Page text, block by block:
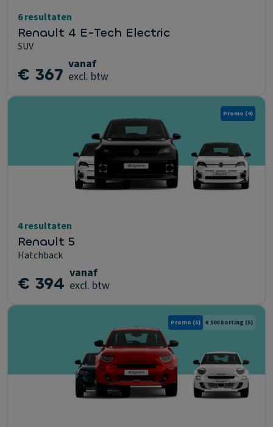
6 resultaten
Renault 4 E-Tech Electric
SUV
€ 367 vanaf
excl. btw
Promo (4)
4 resultaten
Renault 5
Hatchback
€ 394 vanaf
excl. btw
Promo (5) € 500 korting (5)